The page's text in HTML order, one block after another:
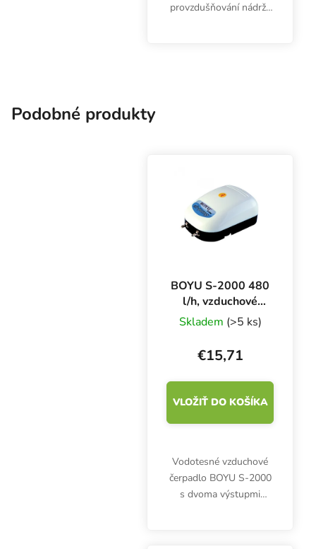
provzdušňování nádrže
Podobné produkty
BOYU S-2000 480
l/h, vzduchové
čerpadlo
Skladem (>5 ks)
€15,71
VLOŽIŤ DO KOŠÍKA
Vodotesné vzduchové
čerpadlo BOYU S-2000
s dvoma výstupmi